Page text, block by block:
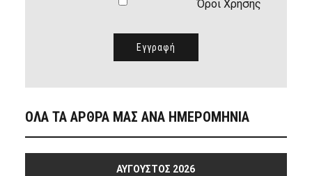
Όροι Χρήσης
ΟΛΑ ΤΑ ΑΡΘΡΑ ΜΑΣ ΑΝΑ ΗΜΕΡΟΜΗΝΙΑ
ΑΎΓΟΥΣΤΟΣ 2026